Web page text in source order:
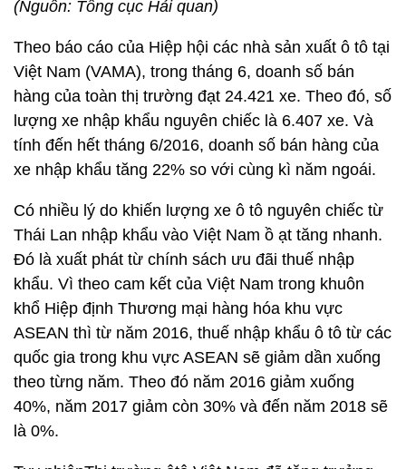
(Nguồn: Tổng cục Hải quan)
Theo báo cáo của Hiệp hội các nhà sản xuất ô tô tại
Việt Nam (VAMA), trong tháng 6, doanh số bán
hàng của toàn thị trường đạt 24.421 xe. Theo đó, số
lượng xe nhập khẩu nguyên chiếc là 6.407 xe. Và
tính đến hết tháng 6/2016, doanh số bán hàng của
xe nhập khẩu tăng 22% so với cùng kì năm ngoái.
Có nhiều lý do khiến lượng xe ô tô nguyên chiếc từ
Thái Lan nhập khẩu vào Việt Nam ồ ạt tăng nhanh.
Đó là xuất phát từ chính sách ưu đãi thuế nhập
khẩu. Vì theo cam kết của Việt Nam trong khuôn
khổ Hiệp định Thương mại hàng hóa khu vực
ASEAN thì từ năm 2016, thuế nhập khẩu ô tô từ các
quốc gia trong khu vực ASEAN sẽ giảm dần xuống
theo từng năm. Theo đó năm 2016 giảm xuống
40%, năm 2017 giảm còn 30% và đến năm 2018 sẽ
là 0%.